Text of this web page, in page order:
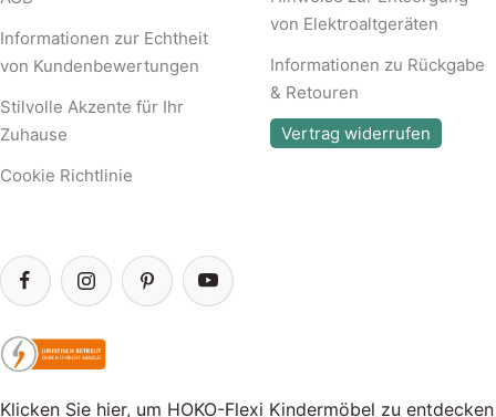
Informationen zur Echtheit
von Kundenbewertungen
Stilvolle Akzente für Ihr
Zuhause
Cookie Richtlinie
von Elektroaltgeräten
Informationen zu Rückgabe
& Retouren
Vertrag widerrufen
Klicken Sie hier, um HOKO-Flexi Kindermöbel zu entdecken